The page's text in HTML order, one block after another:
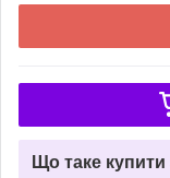
Що таке